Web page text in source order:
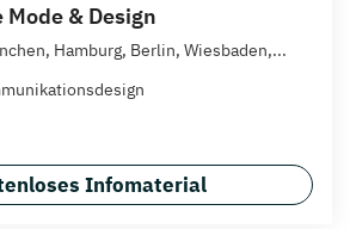
& Design
Hamburg, Berlin, Wiesbaden,...
Infomaterial